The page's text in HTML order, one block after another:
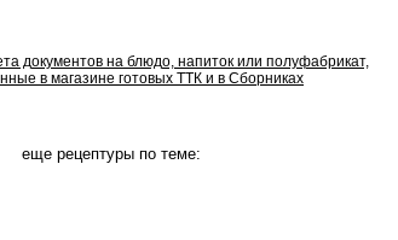
документов на блюдо, напиток или полуфабрикат,
в магазине готовых ТТК и в Сборниках
еще рецептуры по теме: